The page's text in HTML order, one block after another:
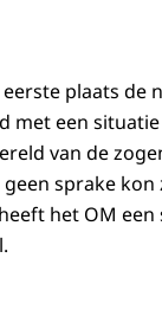
plaats de
met een
van de
sprake kon
het OM